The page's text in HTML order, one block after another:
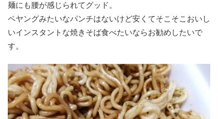
麺にも腰が感じられてグッド。
ペヤングみたいなパンチはないけど安くてそこそこおいし
いインスタントな焼きそば食べたいならお勧めしたいで
す。